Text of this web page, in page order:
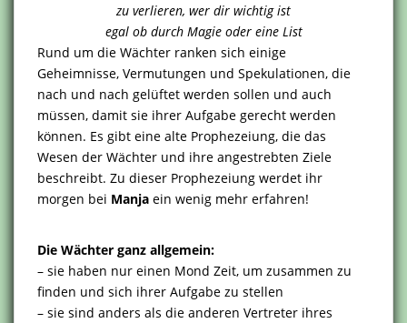
zu verlieren, wer dir wichtig ist
egal ob durch Magie oder eine List
Rund um die Wächter ranken sich einige
Geheimnisse, Vermutungen und Spekulationen, die
nach und nach gelüftet werden sollen und auch
müssen, damit sie ihrer Aufgabe gerecht werden
können. Es gibt eine alte Prophezeiung, die das
Wesen der Wächter und ihre angestrebten Ziele
beschreibt. Zu dieser Prophezeiung werdet ihr
morgen bei Manja ein wenig mehr erfahren!
Die Wächter ganz allgemein:
– sie haben nur einen Mond Zeit, um zusammen zu
finden und sich ihrer Aufgabe zu stellen
– sie sind anders als die anderen Vertreter ihres